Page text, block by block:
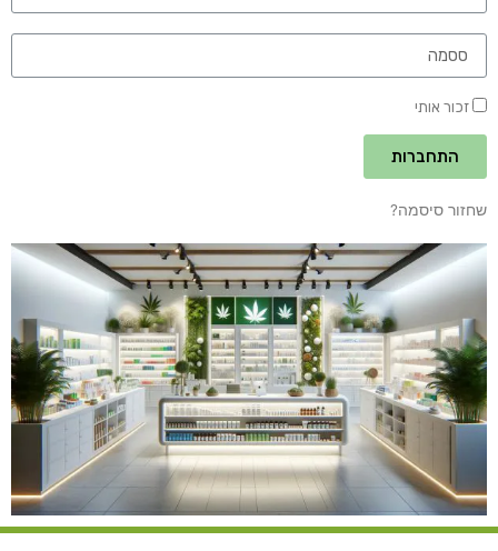
זכור אותי
התחברות
שחזור סיסמה?